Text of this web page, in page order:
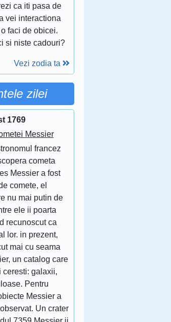
ca iti pasa de
vei interactiona
faci de obicei.
si niste cadouri?
Vezi zodia ta
zilei
1769
Messier
francez
cometa
Messier a fost
comete, el
nu mai putin de
ele ii poarta
recunoscut ca
lor. in prezent,
mai cu seama
un catalog care
ceresti: galaxii,
Pentru
Messier a
Un crater